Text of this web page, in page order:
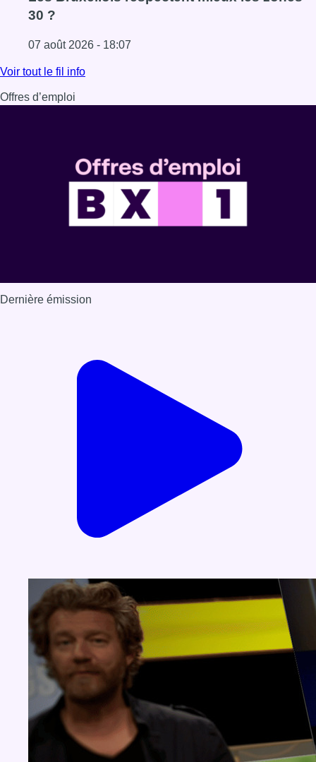
30 ?
07 août 2026 - 18:07
Lire l'article Les Bruxellois respectent mieux les zones 30
Voir tout le fil info
Offres d’emploi
Dernière émission